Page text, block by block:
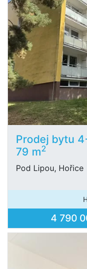
Prodej bytu
79 m2
Pod Lipou, Hořice
4 790